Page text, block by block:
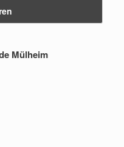
Mülheim